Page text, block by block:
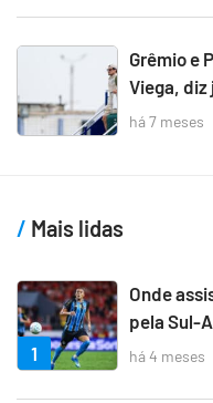
Grêmio e
Viega,
há 7 meses
Mais lidas
1
Onde
pela Sul-
há 4 meses